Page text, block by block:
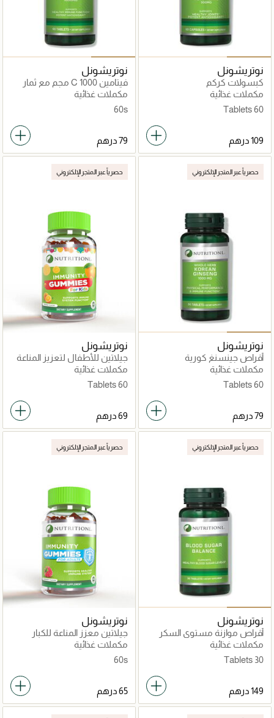
نوتريشونل
كبسولات كركم
مكملات غذائية
60 Tablets
نوتريشونل
فيتامين C 1000 مجم مع ثمار
الورد لدعم المناعة ومضاد
مكملات غذائية
60s
حصرياً عبر المتجر الإلكتروني
نوتريشونل
أقراص جينسنغ كورية
مكملات غذائية
60 Tablets
حصرياً عبر المتجر الإلكتروني
نوتريشونل
جيلاتين للأطفال لتعزيز المناعة
مكملات غذائية
60 Tablets
حصرياً عبر المتجر الإلكتروني
نوتريشونل
أقراص موازنة مستوى السكر
في الدم
مكملات غذائية
30 Tablets
حصرياً عبر المتجر الإلكتروني
نوتريشونل
جيلاتين معزز المناعة للكبار
مكملات غذائية
60s